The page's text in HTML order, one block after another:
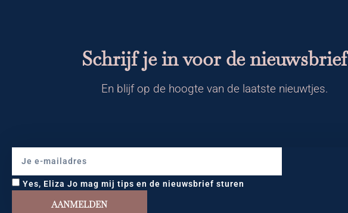
Schrijf je in voor de nieuwsbrief
En blijf op de hoogte van de laatste nieuwtjes.
Yes, Eliza Jo mag mij tips en de nieuwsbrief sturen
AANMELDEN